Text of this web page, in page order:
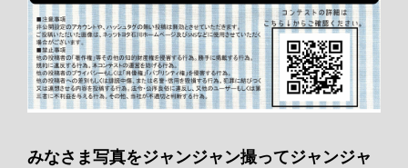
みなさま写真をジャンジャン撮ってジャンジャ